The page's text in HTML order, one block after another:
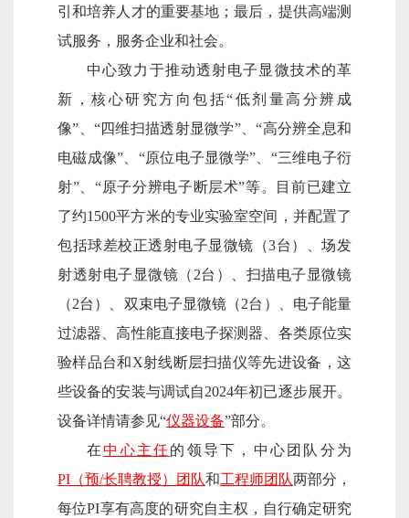
引和培养人才的重要基地；最后，提供高端测
试服务，服务企业和社会。
中心致力于推动透射电子显微技术的革
新，核心研究方向包括“低剂量高分辨成
像”、“四维扫描透射显微学”、“高分辨全息和
电磁成像”、“原位电子显微学”、“三维电子衍
射”、“原子分辨电子断层术”等。目前已建立
了约1500平方米的专业实验室空间，并配置了
包括球差校正透射电子显微镜（3台）、场发
射透射电子显微镜（2台）、扫描电子显微镜
（2台）、双束电子显微镜（2台）、电子能量
过滤器、高性能直接电子探测器、各类原位实
验样品台和X射线断层扫描仪等先进设备，这
些设备的安装与调试自2024年初已逐步展开。
设备详情请参见“仪器设备”部分。
在中心主任的领导下，中心团队分为
PI（预/长聘教授）团队和工程师团队两部分，
每位PI享有高度的研究自主权，自行确定研究